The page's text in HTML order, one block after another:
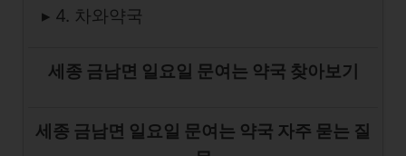
▸ 4. 차와약국
세종 금남면 일요일 문여는 약국 찾아보기
세종 금남면 일요일 문여는 약국 자주 묻는 질